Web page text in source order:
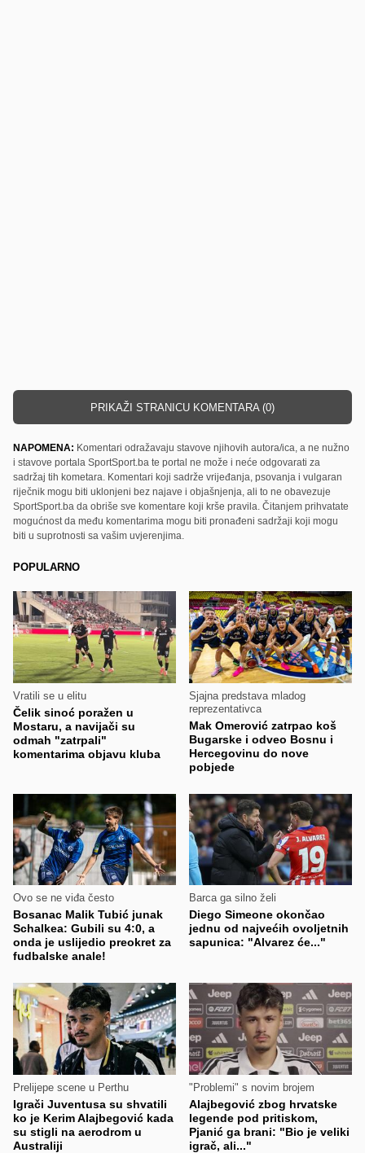
PRIKAŽI STRANICU KOMENTARA (0)
NAPOMENA: Komentari odražavaju stavove njihovih autora/ica, a ne nužno
i stavove portala SportSport.ba te portal ne može i neće odgovarati za
sadržaj tih kometara. Komentari koji sadrže vrijeđanja, psovanja i vulgaran
riječnik mogu biti uklonjeni bez najave i objašnjenja, ali to ne obavezuje
SportSport.ba da obriše sve komentare koji krše pravila. Čitanjem prihvatate
mogućnost da među komentarima mogu biti pronađeni sadržaji koji mogu
biti u suprotnosti sa vašim uvjerenjima.
POPULARNO
Vratili se u elitu
Čelik sinoć poražen u
Mostaru, a navijači su
odmah "zatrpali"
komentarima objavu kluba
Sjajna predstava mladog
reprezentativca
Mak Omerović zatrpao koš
Bugarske i odveo Bosnu i
Hercegovinu do nove
pobjede
Ovo se ne viđa često
Bosanac Malik Tubić junak
Schalkea: Gubili su 4:0, a
onda je uslijedio preokret za
fudbalske anale!
Barca ga silno želi
Diego Simeone okončao
jednu od najvećih ovoljetnih
sapunica: "Alvarez će..."
Prelijepe scene u Perthu
Igrači Juventusa su shvatili
ko je Kerim Alajbegović kada
su stigli na aerodrom u
Australiji
"Problemi" s novim brojem
Alajbegović zbog hrvatske
legende pod pritiskom,
Pjanić ga brani: "Bio je veliki
igrač, ali..."